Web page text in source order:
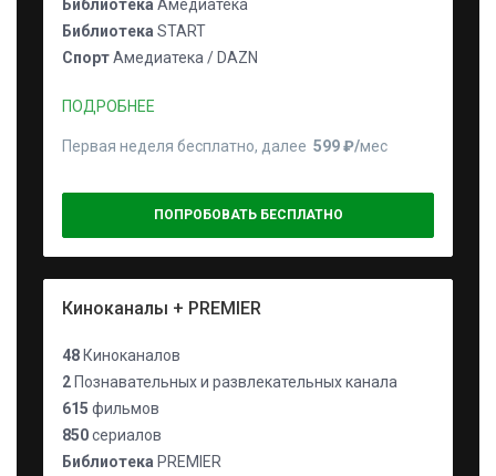
Библиотека Амедиатека
Библиотека START
СпортАмедиатека / DAZN
ПОДРОБНЕЕ
Первая неделя бесплатно, далее 599 ₽⁠/⁠мес
ПОПРОБОВАТЬ БЕСПЛАТНО
Киноканалы + PREMIER
48 Киноканалов
2 Познавательных и развлекательных канала
615 фильмов
850сериалов
Библиотека PREMIER